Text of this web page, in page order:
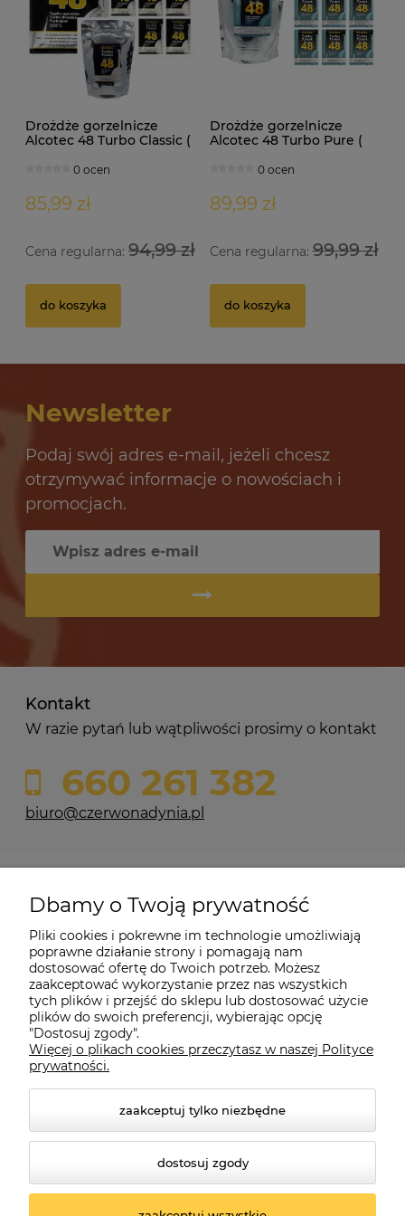
Drożdże gorzelnicze
Alcotec 48 Turbo Classic (
0 ocen
85,99 zł
Cena regularna: 94,99 zł
do koszyka
Drożdże gorzelnicze
Alcotec 48 Turbo Pure (
0 ocen
89,99 zł
Cena regularna:99,99 zł
do koszyka
12,69 zł
do koszyka
Newsletter
Podaj swój adres e-mail, jeżeli chcesz
otrzymywać informacje o nowościach i
promocjach.
Kontakt
W razie pytań lub wątpliwości prosimy o kontakt
660 261 382
biuro@czerwonadynia.pl
Moje konto
O firmie
Czerwona Dynia|ul. Konarskiego 9a| 66-200 Świebodzin |
Dbamy o Twoją prywatność
Pliki cookies i pokrewne im technologie umożliwiają
poprawne działanie strony i pomagają nam
dostosować ofertę do Twoich potrzeb. Możesz
zaakceptować wykorzystanie przez nas wszystkich
tych plików i przejść do sklepu lub dostosować użycie
plików do swoich preferencji, wybierając opcję
"Dostosuj zgody".
Więcej o plikach cookies przeczytasz w naszej Polityce
prywatności.
zaakceptuj tylko niezbędne
dostosuj zgody